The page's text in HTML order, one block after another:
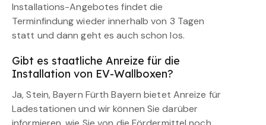
Installations-Angebotes findet die
Terminfindung wieder innerhalb von 3 Tagen
statt und dann geht es auch schon los.
Gibt es staatliche Anreize für die
Installation von EV-Wallboxen?
Ja, Stein, Bayern Fürth Bayern bietet Anreize für
Ladestationen und wir können Sie darüber